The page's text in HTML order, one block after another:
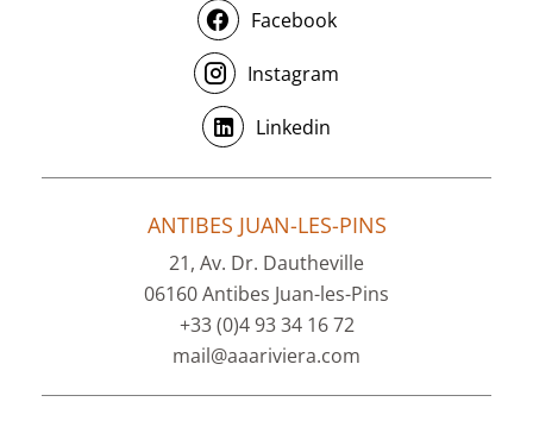
Facebook
Instagram
Linkedin
ANTIBES JUAN-LES-PINS
21, Av. Dr. Dautheville
06160 Antibes Juan-les-Pins
+33 (0)4 93 34 16 72
mail@aaariviera.com